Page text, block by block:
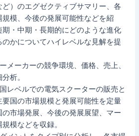
）のエグゼクティブサマリー、各
模、今後の発展可能性などを紹
・中期・長期的にどのような進化
かについてハイレベルな見解を提
メーカーの競争環境、価格、売上、
析。
レベルでの電気スクーターの販売と
国の市場規模と発展可能性を定量
市場発展、今後の発展展望、マー
模などを収録。